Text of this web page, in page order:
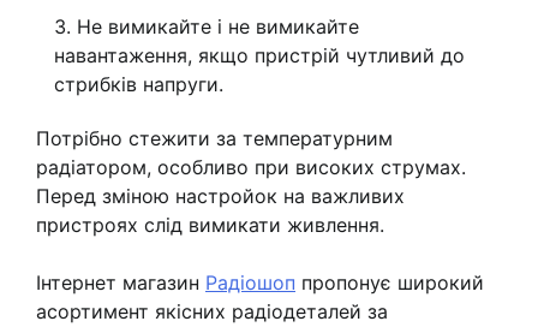
Не вимикайте і не вимикайте
навантаження, якщо пристрій чутливий до
стрибків напруги.
Потрібно стежити за температурним
радіатором, особливо при високих струмах.
Перед зміною настройок на важливих
пристроях слід вимикати живлення.
Інтернет магазин Радіошоп пропонує широкий
асортимент якісних радіодеталей за